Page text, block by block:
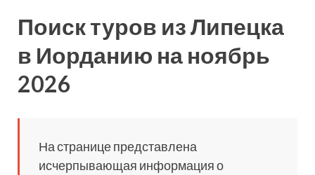
Поиск туров из Липецка
в Иорданию на ноябрь
2026
На странице представлена
исчерпывающая информация о